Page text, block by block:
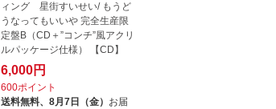
ィング 星街すいせい/ もうど
うなってもいいや 完全生産限
定盤B（CD＋”コンチ”風アクリ
ルパッケージ仕様） 【CD】
6,000円
600ポイント
送料無料、 8月7日（金） お届